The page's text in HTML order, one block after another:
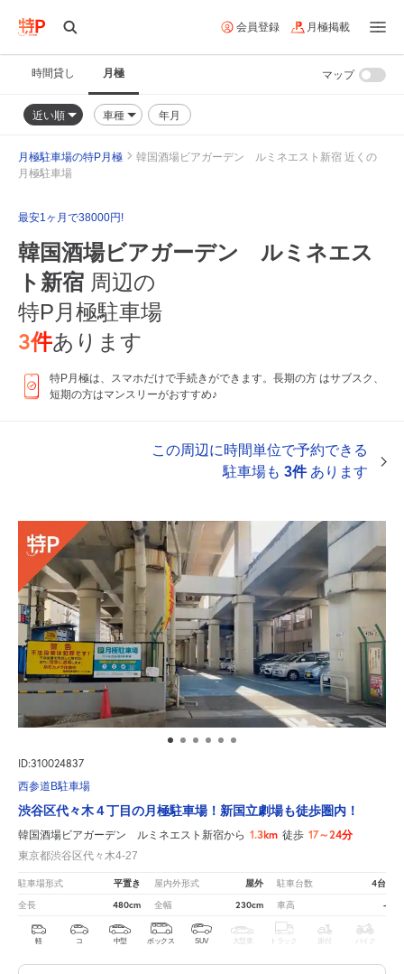
会員登録 月極掲載
時間貸し 月極
近い順 車種 年月
マップ
月極駐車場の特P月極
韓国酒場ビアガーデン ルミネエスト新宿 近くの
月極駐車場
最安1ヶ月で38000円!
韓国酒場ビアガーデン ルミネエス
ト新宿 周辺の
特P月極駐車場
3件あります
特P月極は、スマホだけで手続きができます。長期の方 はサブスク、
短期の方はマンスリーがおすすめ♪
この周辺に時間単位で予約できる
駐車場も 3件あります
ID:310024837
西参道B駐車場
渋谷区代々木４丁目の月極駐車場！新国立劇場も徒歩圏内！
韓国酒場ビアガーデン ルミネエスト新宿から 1.3km 徒歩 17～24分
東京都渋谷区代々木4-27
駐車場形式 平置き 屋内外形式 屋外 駐車台数 4台
全長 480cm 全幅 230cm 車高 -
軽 コ 中型 ボックス SUV 大型車 トラック 原付 バイク